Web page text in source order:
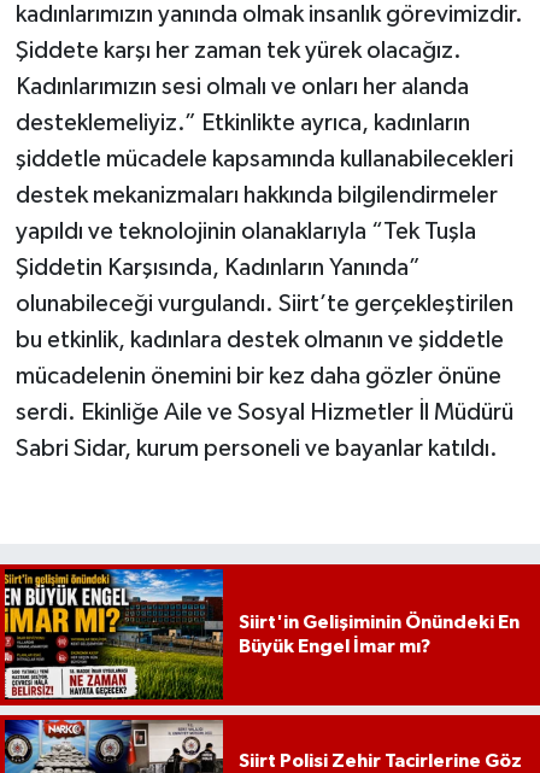
kadınlarımızın yanında olmak insanlık görevimizdir.
Şiddete karşı her zaman tek yürek olacağız.
Kadınlarımızın sesi olmalı ve onları her alanda
desteklemeliyiz.” Etkinlikte ayrıca, kadınların
şiddetle mücadele kapsamında kullanabilecekleri
destek mekanizmaları hakkında bilgilendirmeler
yapıldı ve teknolojinin olanaklarıyla “Tek Tuşla
Şiddetin Karşısında, Kadınların Yanında”
olunabileceği vurgulandı. Siirt’te gerçekleştirilen
bu etkinlik, kadınlara destek olmanın ve şiddetle
mücadelenin önemini bir kez daha gözler önüne
serdi. Ekinliğe Aile ve Sosyal Hizmetler İl Müdürü
Sabri Sidar, kurum personeli ve bayanlar katıldı.
Siirt'in Gelişiminin Önündeki En
Büyük Engel İmar mı?
Siirt Polisi Zehir Tacirlerine Göz